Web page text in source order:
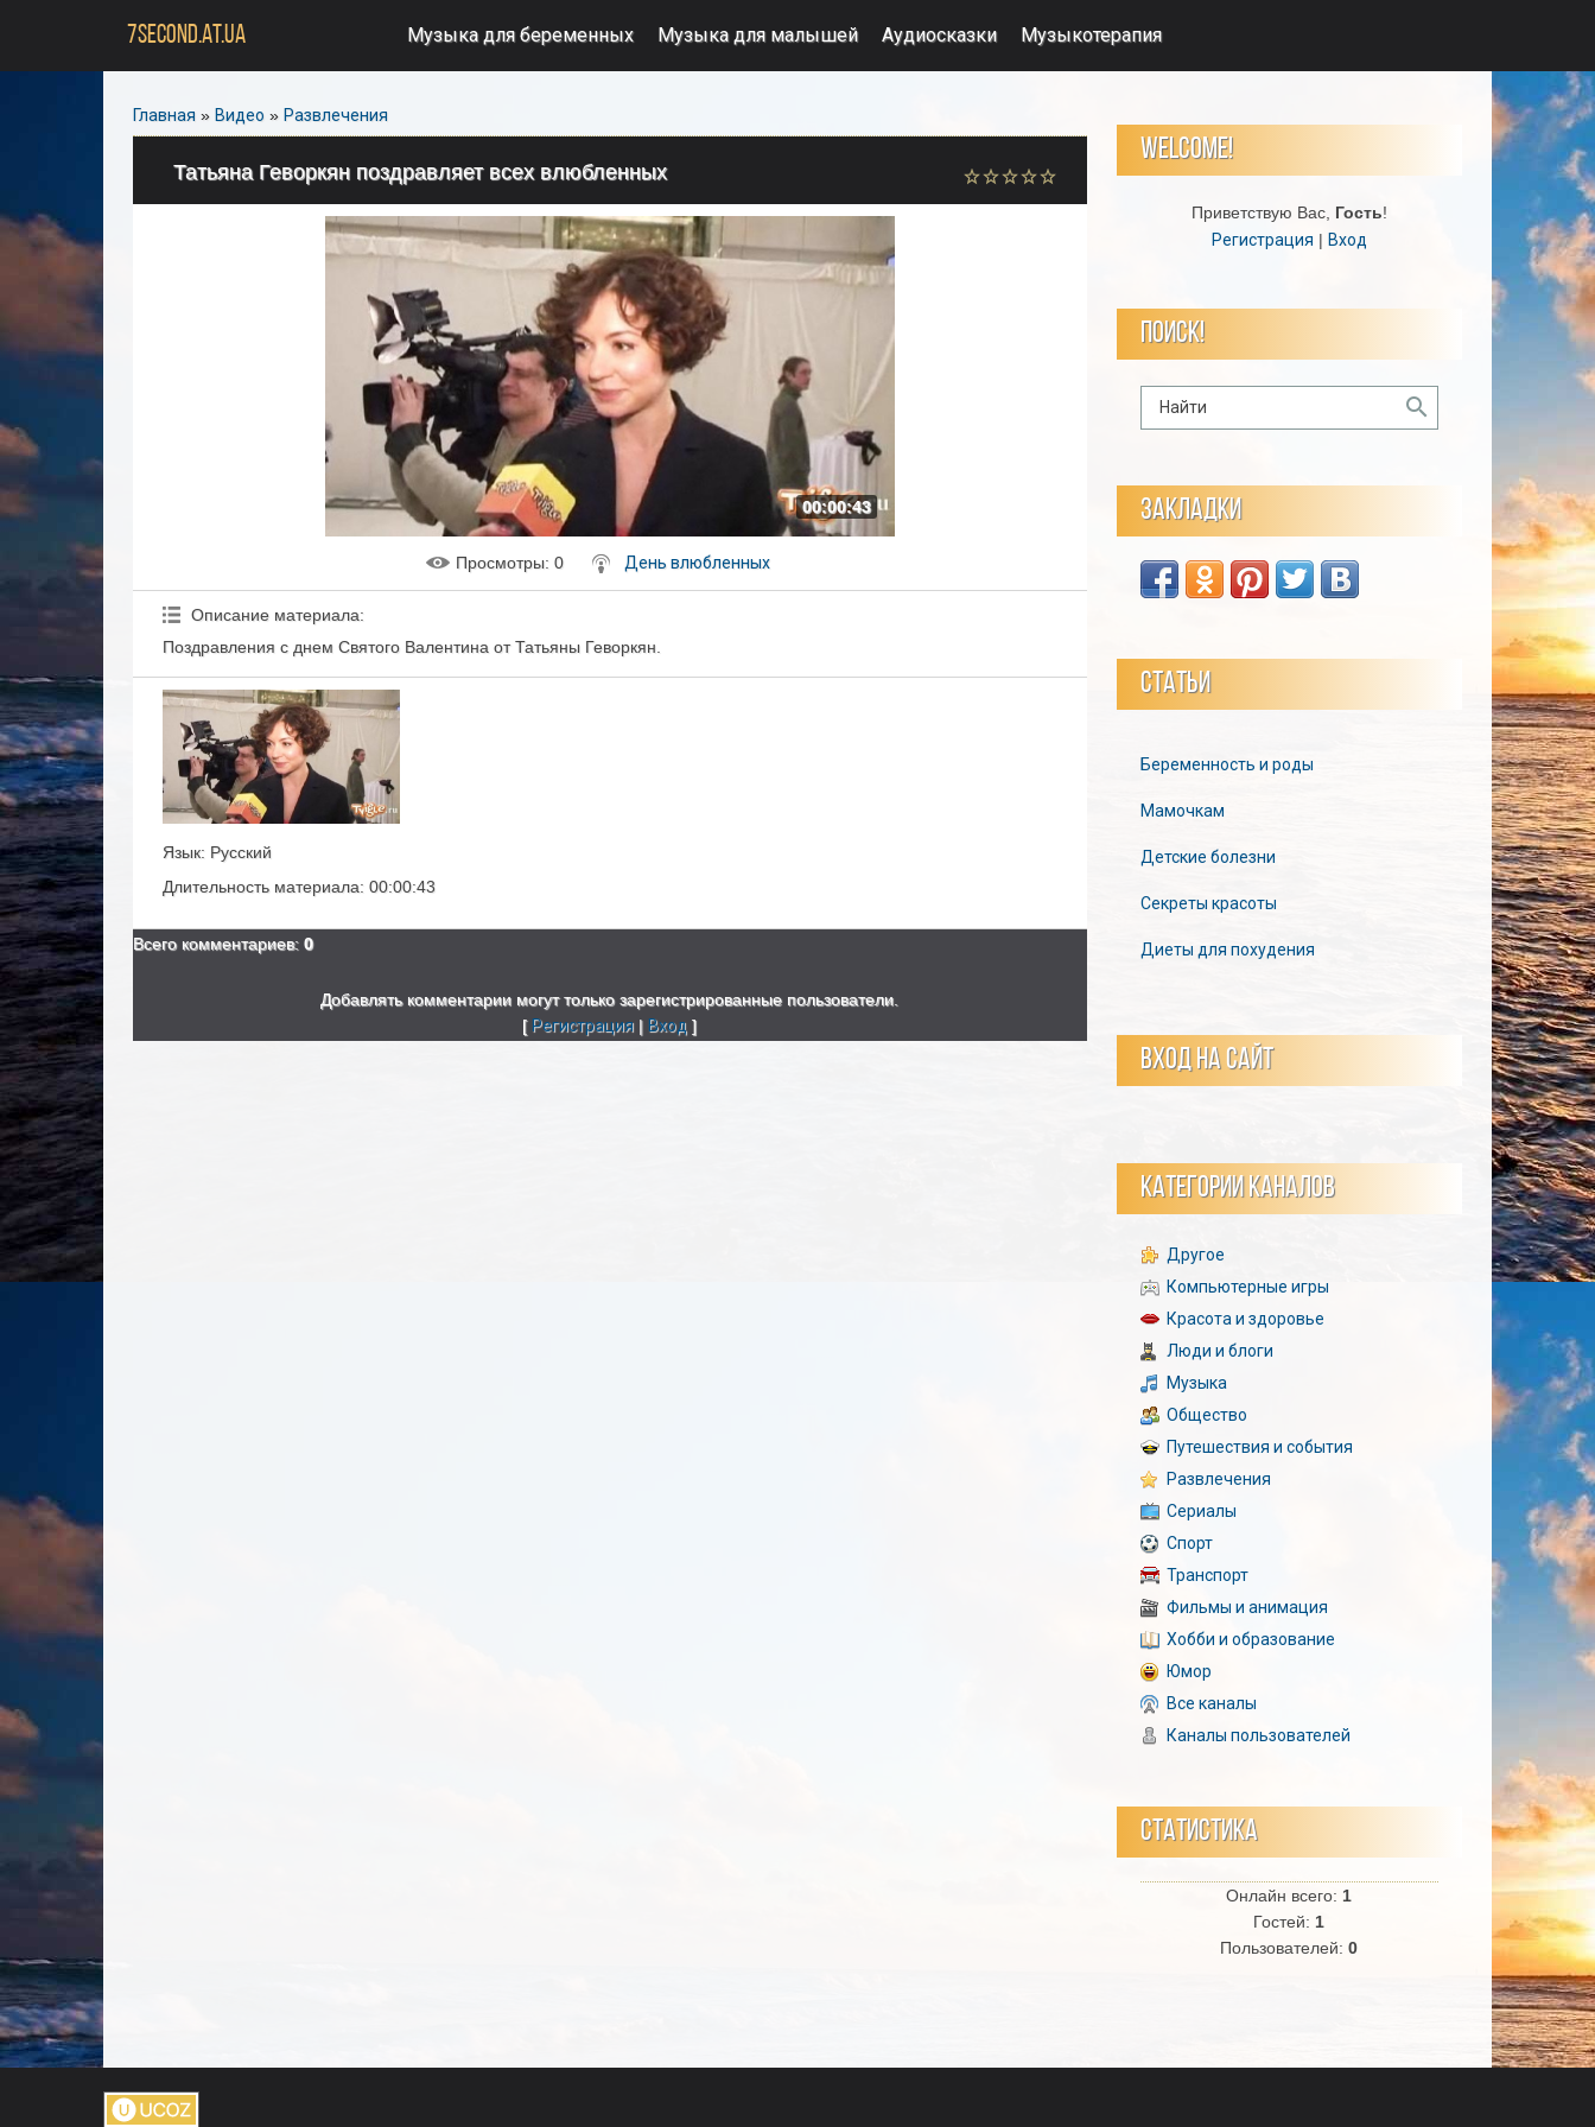
7SECOND.AT.UA Музыка для беременных Музыка для малышей Аудиосказки Музыкотерапия
Главная » Видео » Развлечения
Татьяна Геворкян поздравляет всех влюбленных
00:00:43
Просмотры: 0 День влюбленных
Описание материала:
Поздравления с днем Святого Валентина от Татьяны Геворкян.
Язык: Русский
Длительность материала: 00:00:43
Всего комментариев: 0
Добавлять комментарии могут только зарегистрированные пользователи.
[ Регистрация | Вход ]
WELCOME!
Приветствую Вас, Гость!
Регистрация | Вход
ПОИСК!
ЗАКЛАДКИ
СТАТЬИ
Беременность и роды
Мамочкам
Детские болезни
Секреты красоты
Диеты для похудения
ВХОД НА САЙТ
КАТЕГОРИИ КАНАЛОВ
Другое
Компьютерные игры
Красота и здоровье
Люди и блоги
Музыка
Общество
Путешествия и события
Развлечения
Сериалы
Спорт
Транспорт
Фильмы и анимация
Хобби и образование
Юмор
Все каналы
Каналы пользователей
СТАТИСТИКА
Онлайн всего: 1
Гостей: 1
Пользователей:0